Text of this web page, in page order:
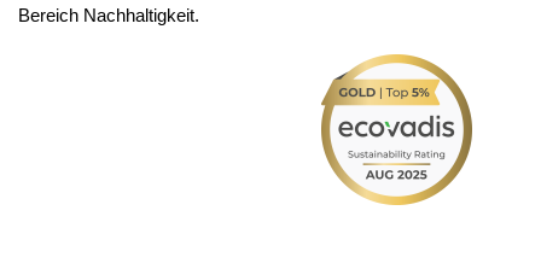
Bereich Nachhaltigkeit.